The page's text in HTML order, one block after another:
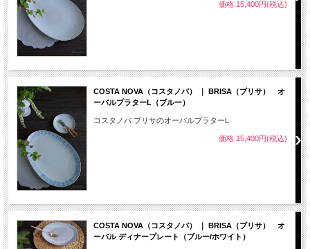
価格:15,400円(税込)
COSTA NOVA（コスタノバ） ｜ BRISA（ブリサ） オ
ーバルプラターL（ブルー）
コスタノバ ブリサのオーバルプラターL
価格:15,400円(税込)
COSTA NOVA（コスタノバ） ｜ BRISA（ブリサ） オ
ーバル ディナープレート（ブルー/ホワイト）